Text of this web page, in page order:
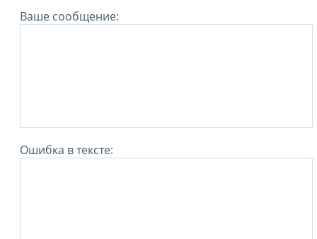
Ваше сообщение:
Ошибка в тексте: